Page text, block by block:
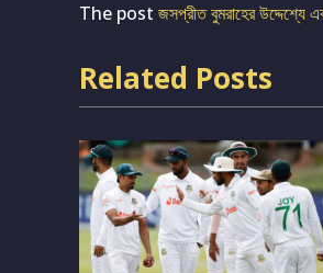
The post জসপ্রীত বুমরাহের উদ্দেশ্যে
Related Posts